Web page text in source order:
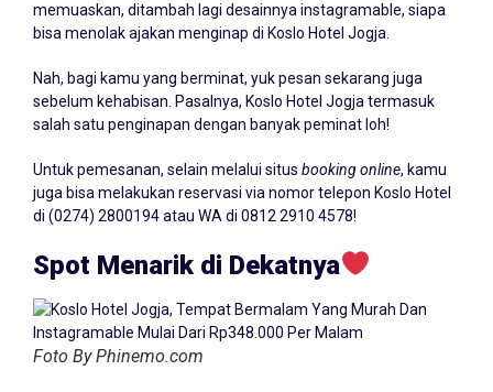
memuaskan, ditambah lagi desainnya instagramable, siapa
bisa menolak ajakan menginap di Koslo Hotel Jogja.
Nah, bagi kamu yang berminat, yuk pesan sekarang juga
sebelum kehabisan. Pasalnya, Koslo Hotel Jogja termasuk
salah satu penginapan dengan banyak peminat loh!
Untuk pemesanan, selain melalui situs bookingonline, kamu
juga bisa melakukan reservasi via nomor telepon Koslo Hotel
di (0274) 2800194 atau WA di 0812 2910 4578!
Spot Menarik di Dekatnya
Foto By Phinemo.com